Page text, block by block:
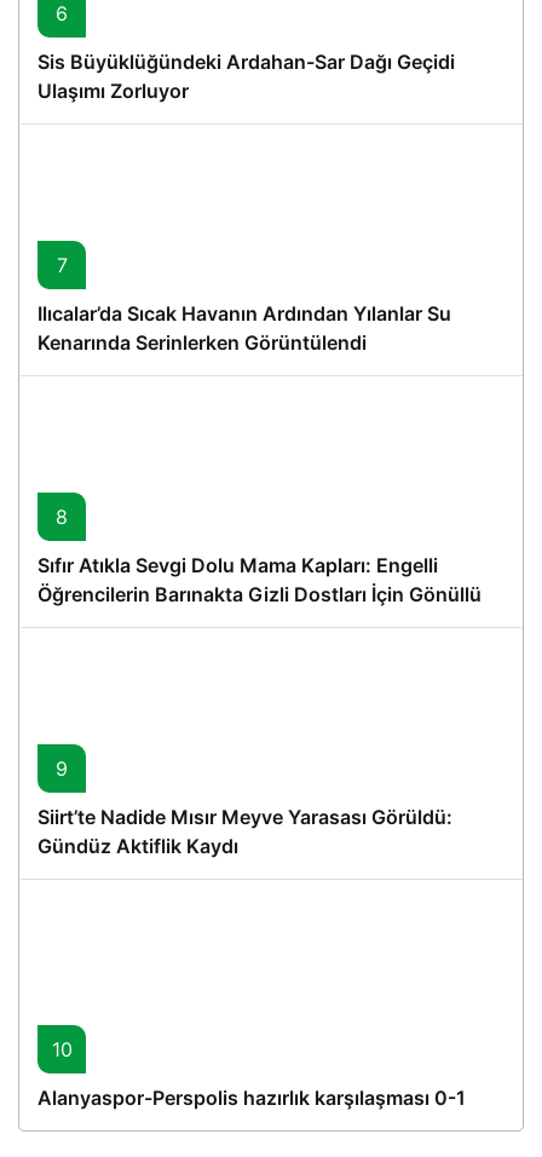
6
Sis Büyüklüğündeki Ardahan-Sar Dağı Geçidi
Ulaşımı Zorluyor
7
Ilıcalar’da Sıcak Havanın Ardından Yılanlar Su
Kenarında Serinlerken Görüntülendi
8
Sıfır Atıkla Sevgi Dolu Mama Kapları: Engelli
Öğrencilerin Barınakta Gizli Dostları İçin Gönüllü
Proje
9
Siirt’te Nadide Mısır Meyve Yarasası Görüldü:
Gündüz Aktiflik Kaydı
10
Alanyaspor-Perspolis hazırlık karşılaşması 0-1